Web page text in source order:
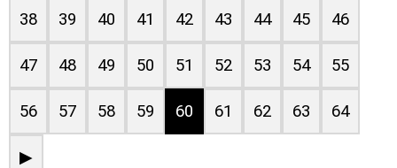
38 39 40 41 42 43 44 45 46
47 48 49 50 51 52 53 54 55
56 57 58 59 60 61 62 63 64
▶